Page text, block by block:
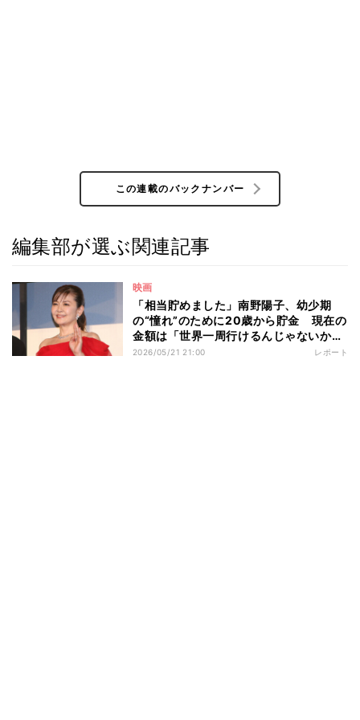
この連載のバックナンバー
編集部が選ぶ関連記事
映画
「相当貯めました」南野陽子、幼少期
の“憧れ”のために20歳から貯金 現在の
金額は「世界一周行けるんじゃないか
な」
2026/05/21 21:00 レポート